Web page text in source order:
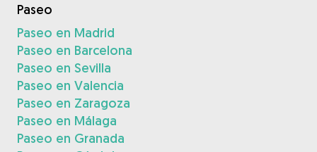
Paseo
Paseo en Madrid
Paseo en Barcelona
Paseo en Sevilla
Paseo en Valencia
Paseo en Zaragoza
Paseo en Málaga
Paseo en Granada